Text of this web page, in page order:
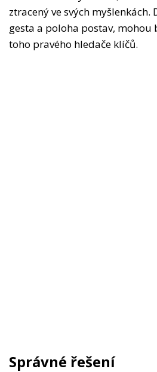
ztracený ve svých myšlenkách.
gesta a poloha postav,
toho pravého hledače klíčů.
Správné řešení